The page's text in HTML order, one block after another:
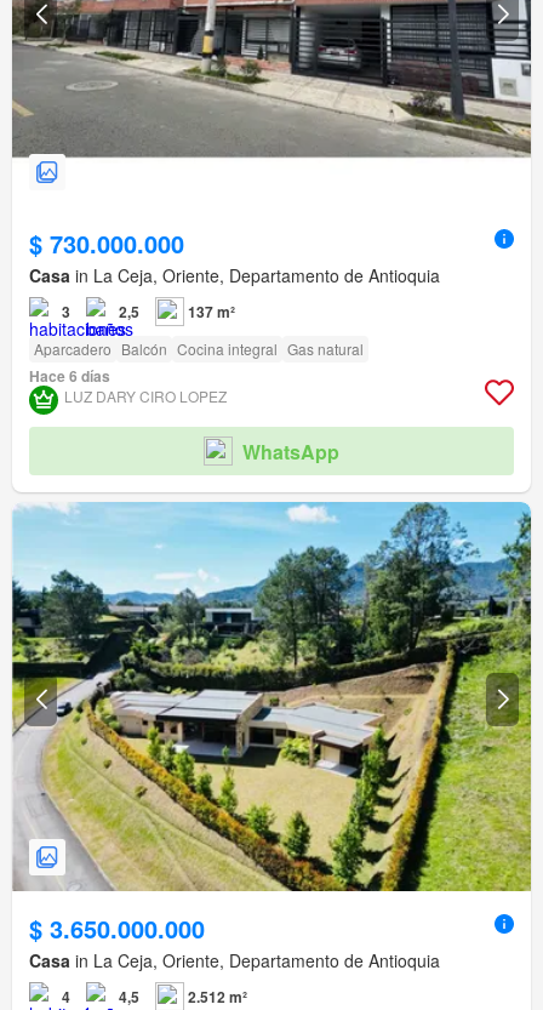
$ 730.000.000
Casa in La Ceja, Oriente, Departamento de Antioquia
3 2,5 137 m²
Aparcadero Balcón Cocina integral Gas natural
Hace 6 días
LUZ DARY CIRO LOPEZ
WhatsApp
$ 3.650.000.000
Casa in La Ceja, Oriente, Departamento de Antioquia
4 4,5 2.512 m²